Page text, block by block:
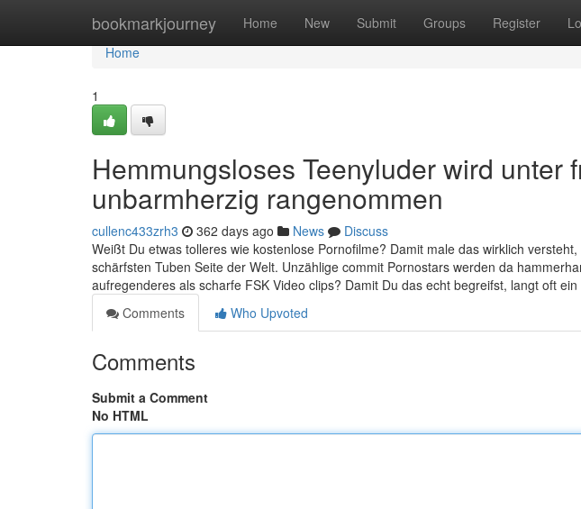
bookmarkjourney Home New Submit Groups Register
Home
Home
1
Hemmungsloses Teenyluder wird unter
unbarmherzig rangenommen
cullenc433zrh3 362 days ago News
Discuss
Weißt Du etwas tolleres wie kostenlose Pornofilme? Damit male das wirklich
schärfsten Tuben Seite der Welt. Unzählige commit Pornostars werden da
aufregenderes als scharfe FSK Video clips? Damit Du das echt begreifst, langt oft
Comments
Who Upvoted
Comments
Submit a Comment
No HTML